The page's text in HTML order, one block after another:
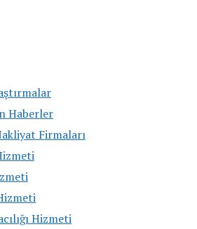
Haberler
Firmaları
Hizmeti